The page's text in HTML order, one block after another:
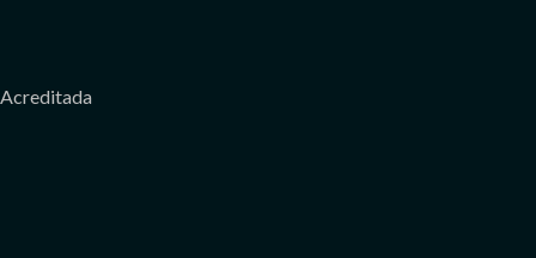
Acreditada